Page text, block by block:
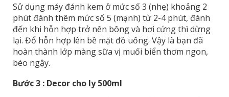
Sử dụng máy đánh kem ở mức số 3 (nhẹ) khoảng 2
phút đánh thêm mức số 5 (mạnh) từ 2-4 phút, đánh
đến khi hỗn hợp trở nên bông và hơi cứng thì dừng
lại. Đổ hỗn hợp lên bề mặt đồ uống. Vậy là bạn đã
hoàn thành lớp màng sữa vị muối biển thơm ngon,
béo ngậy.
Bước 3 : Decor cho ly 500ml